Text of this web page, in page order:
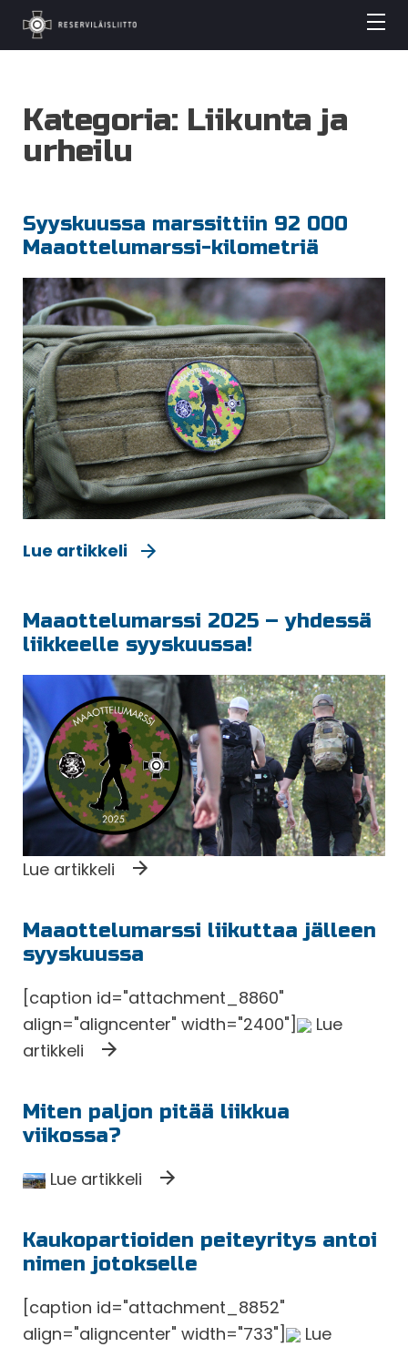
Kategoria: Liikunta ja
urheilu
Syyskuussa marssittiin 92 000
Maaottelumarssi-kilometriä
Lue artikkeli
Maaottelumarssi 2025 – yhdessä
liikkeelle syyskuussa!
Lue artikkeli
Maaottelumarssi liikuttaa jälleen
syyskuussa
[caption id="attachment_8860"
align="aligncenter" width="2400"]
Lue
artikkeli
Miten paljon pitää liikkua
viikossa?
Lue artikkeli
Kaukopartioiden peiteyritys antoi
nimen jotokselle
[caption id="attachment_8852"
align="aligncenter" width="733"]
Lue